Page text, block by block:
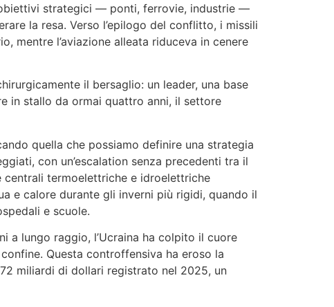
strategici — ponti, ferrovie, industrie —
la resa. Verso l’epilogo del conflitto, i missili
l’aviazione alleata riduceva in cenere
il bersaglio: un leader, una base
in stallo da ormai quattro anni, il settore
quella che possiamo definire una strategia
con un’escalation senza precedenti tra il
centrali termoelettriche e idroelettriche
e calore durante gli inverni più rigidi, quando il
e scuole.
a lungo raggio, l’Ucraina ha colpito il cuore
Questa controffensiva ha eroso la
miliardi di dollari registrato nel 2025, un